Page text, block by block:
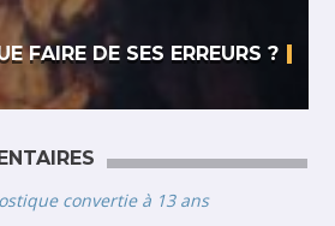
FAIRE DE SES ERREURS ?
convertie à 13 ans